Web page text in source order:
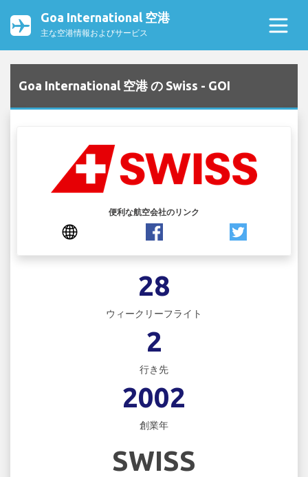
Goa International 空港
主な空港情報およびサービス
Goa International 空港 の Swiss - GOI
便利な航空会社のリンク
28
ウィークリーフライト
2
行き先
2002
創業年
SWISS